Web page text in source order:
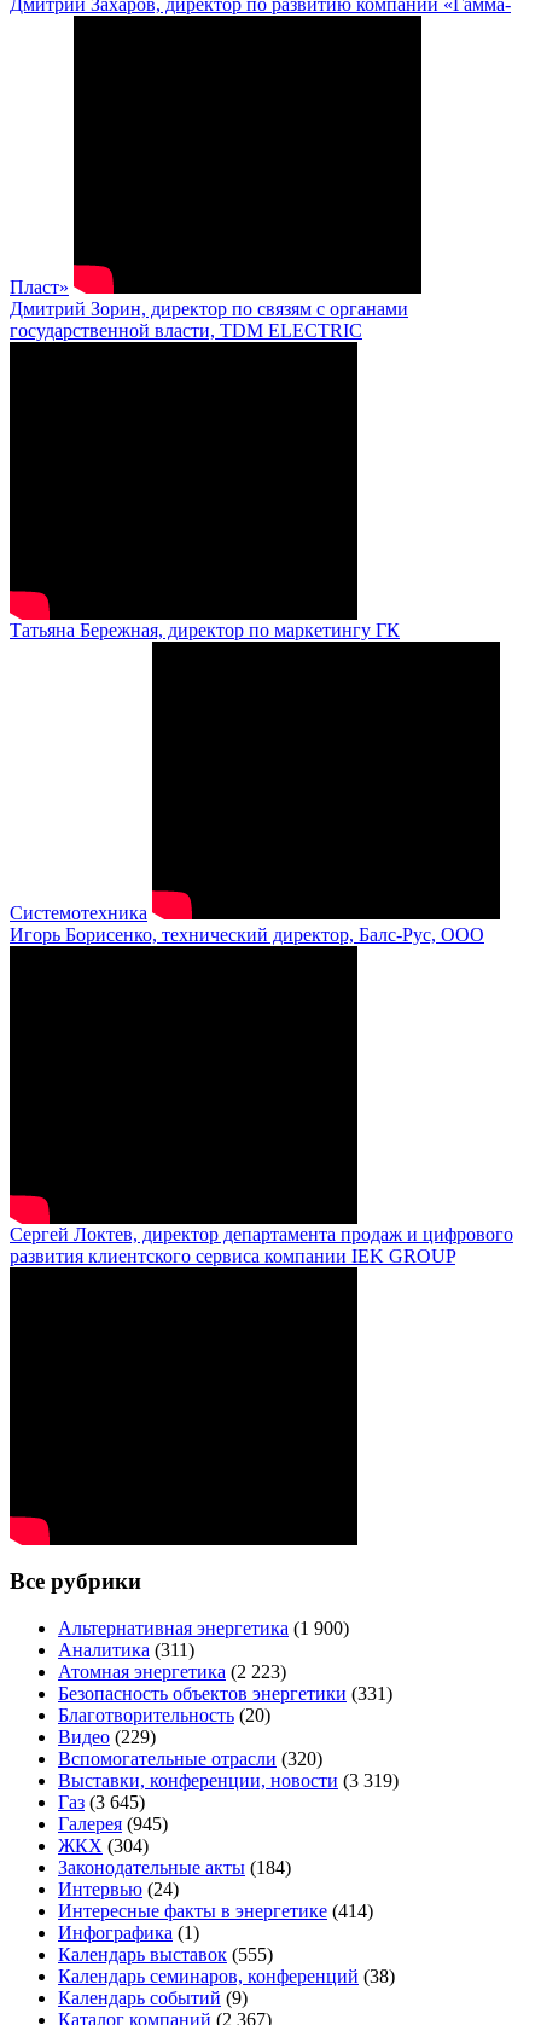
Дмитрий Захаров, директор по развитию компании «Гамма-
Пласт»
Дмитрий Зорин, директор по связям с органами
государственной власти, TDM ELECTRIC
Татьяна Бережная, директор по маркетингу ГК
Системотехника
Игорь Борисенко, технический директор, Балс-Рус, ООО
Сергей Локтев, директор департамента продаж и цифрового
развития клиентского сервиса компании IEK GROUP
Все рубрики
Альтернативная энергетика (1 900)
Аналитика (311)
Атомная энергетика (2 223)
Безопасность объектов энергетики (331)
Благотворительность (20)
Видео (229)
Вспомогательные отрасли (320)
Выставки, конференции, новости (3 319)
Газ (3 645)
Галерея (945)
ЖКХ (304)
Законодательные акты (184)
Интервью (24)
Интересные факты в энергетике (414)
Инфографика (1)
Календарь выставок (555)
Календарь семинаров, конференций (38)
Календарь событий (9)
Каталог компаний (2 367)